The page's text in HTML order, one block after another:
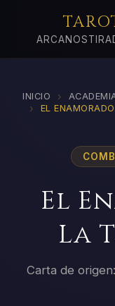
ARCANOS
INICIO ›
› EL
El
La
Carta de origen: